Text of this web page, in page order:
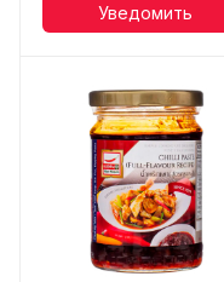
Уведомить